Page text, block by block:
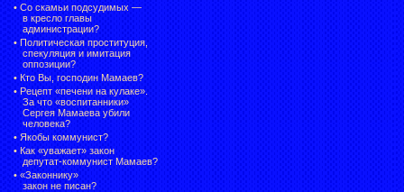
• Со скамьи подсудимых —
в кресло главы
администрации?
• Политическая проституция,
спекуляция и имитация
оппозиции?
• Кто Вы, господин Мамаев?
• Рецепт «печени на кулаке».
За что «воспитанники»
Сергея Мамаева убили
человека?
• Якобы коммунист?
• Как «уважает» закон
депутат-коммунист Мамаев?
• «Законнику»
закон не писан?